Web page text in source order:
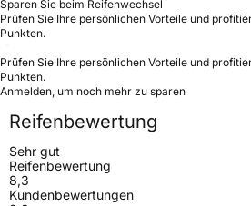
Sparen Sie beim Reifenwechsel
Prüfen Sie Ihre persönlichen Vorteile und
Punkten.
Prüfen Sie Ihre persönlichen Vorteile und
Punkten.
Anmelden, um noch mehr zu sparen
Reifenbewertung
Sehr gut
Reifenbewertung
8,3
Kundenbewertungen